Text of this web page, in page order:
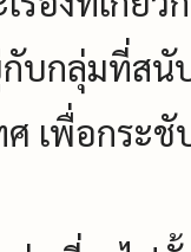
บกลุ่มที่สนั
ศ เพื่อกระ